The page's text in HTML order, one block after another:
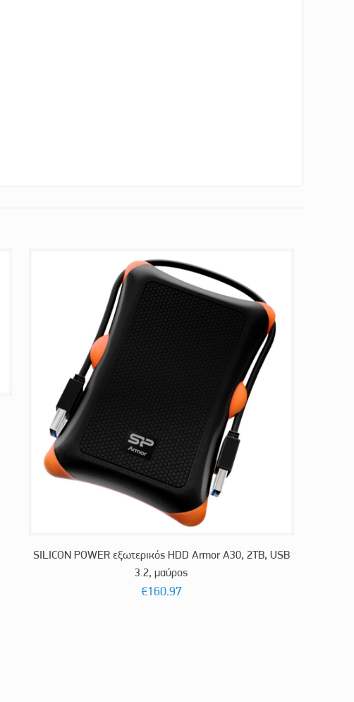
SILICON POWER εξωτερικός HDD Armor A30, 2TB, USB
3.2, μαύρος
€160.97